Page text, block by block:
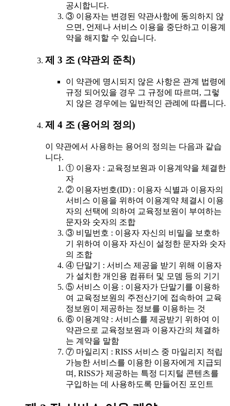
공시합니다.
③ 이용자는 변경된 약관사항에 동의하지 않
으면, 언제나 서비스 이용을 중단하고 이용계
약을 해지할 수 있습니다.
제 3 조 (약관외 준칙)
이 약관에 명시되지 않은 사항은 관계 법령에
규정 되어있을 경우 그 규정에 따르며, 그렇
지 않은 경우에는 일반적인 관례에 따릅니다.
제 4 조 (용어의 정의)
이 약관에서 사용하는 용어의 정의는 다음과 같습
니다.
① 이용자 : 교육정보원과 이용계약을 체결한
자
② 이용자번호(ID) : 이용자 식별과 이용자의
서비스 이용을 위하여 이용계약 체결시 이용
자의 선택에 의하여 교육정보원이 부여하는
문자와 숫자의 조합
③ 비밀번호 : 이용자 자신의 비밀을 보호하
기 위하여 이용자 자신이 설정한 문자와 숫자
의 조합
④ 단말기 : 서비스 제공을 받기 위해 이용자
가 설치한 개인용 컴퓨터 및 모뎀 등의 기기
⑤ 서비스 이용 : 이용자가 단말기를 이용하
여 교육정보원의 주전산기에 접속하여 교육
정보원이 제공하는 정보를 이용하는 것
⑥ 이용계약 : 서비스를 제공받기 위하여 이
약관으로 교육정보원과 이용자간의 체결하
는 계약을 말함
⑦ 마일리지 : RISS 서비스 중 마일리지 적립
가능한 서비스를 이용한 이용자에게 지급되
며, RISS가 제공하는 특정 디지털 콘텐츠를
구입하는 데 사용하도록 만들어진 포인트